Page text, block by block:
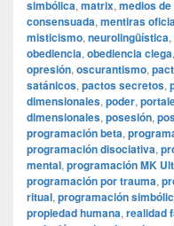
simbólica, matrix, medios
consensuada, mentiras
misticismo, neurolingüística,
obediencia, obediencia ciega,
opresión, oscurantismo,
satánicos, pactos secretos,
dimensionales, poder,
dimensionales, posesión,
programación beta,
programación disociativa,
mental, programación MK
programación por trauma,
ritual, programación
propiedad humana, realidad